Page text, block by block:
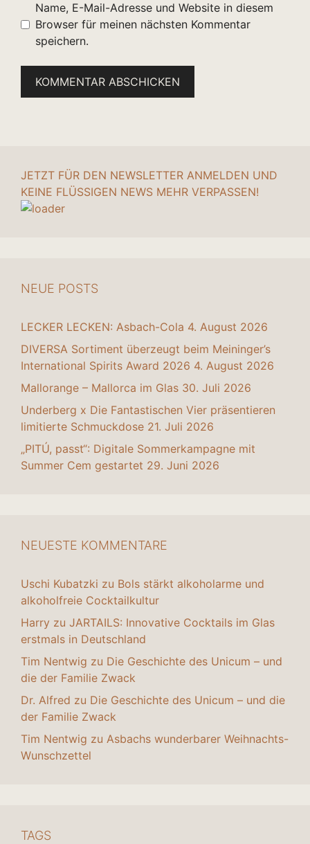
Name, E-Mail-Adresse und Website in diesem
Browser für meinen nächsten Kommentar
speichern.
JETZT FÜR DEN NEWSLETTER ANMELDEN UND
KEINE FLÜSSIGEN NEWS MEHR VERPASSEN!
NEUE POSTS
LECKER LECKEN: Asbach-Cola 4. August 2026
DIVERSA Sortiment überzeugt beim Meininger’s
International Spirits Award 2026 4. August 2026
Mallorange – Mallorca im Glas 30. Juli 2026
Underberg x Die Fantastischen Vier präsentieren
limitierte Schmuckdose 21. Juli 2026
„PITÚ, passt“: Digitale Sommerkampagne mit
Summer Cem gestartet 29. Juni 2026
NEUESTE KOMMENTARE
Uschi Kubatzki zu Bols stärkt alkoholarme und
alkoholfreie Cocktailkultur
Harry zu JARTAILS: Innovative Cocktails im Glas
erstmals in Deutschland
Tim Nentwig zu Die Geschichte des Unicum – und
die der Familie Zwack
Dr. Alfred zu Die Geschichte des Unicum – und die
der Familie Zwack
Tim Nentwig zu Asbachs wunderbarer Weihnachts-
Wunschzettel
TAGS